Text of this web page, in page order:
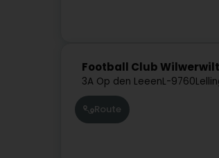
Football Club
3A Op den LeeenL-9760
Route